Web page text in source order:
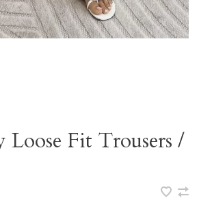
Loose Fit Trousers /